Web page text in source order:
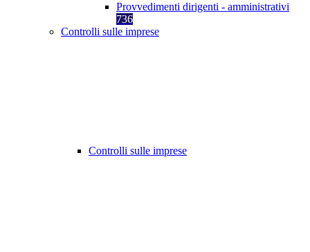
Provvedimenti dirigenti - amministrativi
736
Controlli sulle imprese
Controlli sulle imprese